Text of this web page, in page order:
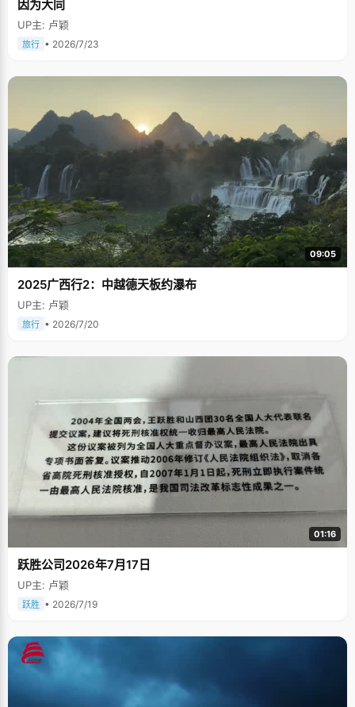
因为大同
UP主: 卢颖
旅行 • 2026/7/23
09:05
2025广西行2：中越德天板约瀑布
UP主: 卢颖
旅行 • 2026/7/20
01:16
跃胜公司2026年7月17日
UP主: 卢颖
跃胜 • 2026/7/19